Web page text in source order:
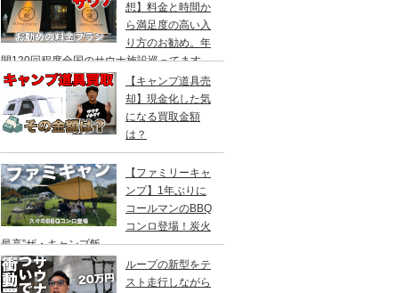
想】料金と時間か
ら満足度の高い入
り方のお勧め。年
間120回程度全国のサウナ施設巡ってます。
【キャンプ道具売
却】現金化した気
になる買取金額
は？
【ファミリーキャ
ンプ】1年ぶりに
コールマンのBBQ
コンロ登場！炭火
最高”ザ・キャンプ飯
ループの新型をテ
スト走行しながら